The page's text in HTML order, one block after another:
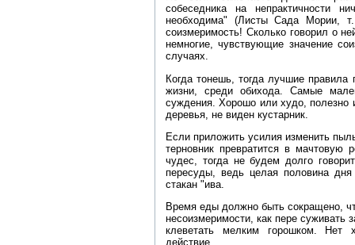
собеседника на непрактичности
необходима" (Листы Сада Мории,
соизмеримость! Сколько говорил о
немногие, чувствующие значение
случаях.
Когда тонешь, тогда лучшие правила
жизни, среди обихода. Самые
суждения. Хорошо или худо, полезно
деревья, не виден кустарник.
Если приложить усилия изменить
терновник превратится в
чудес, тогда не будем долго
пересуды, ведь целая половина
стакан "ива.
Время еды должно быть сокращено,
несоизмеримости, как пере суживать
клеветать мелким горошком. Нет
действие.